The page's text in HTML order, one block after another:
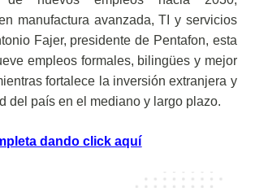
manufactura avanzada, TI y servicios
Fajer, presidente de Pentafon, esta
empleos formales, bilingües y mejor
fortalece la inversión extranjera y
del país en el mediano y largo plazo.
dando click aquí